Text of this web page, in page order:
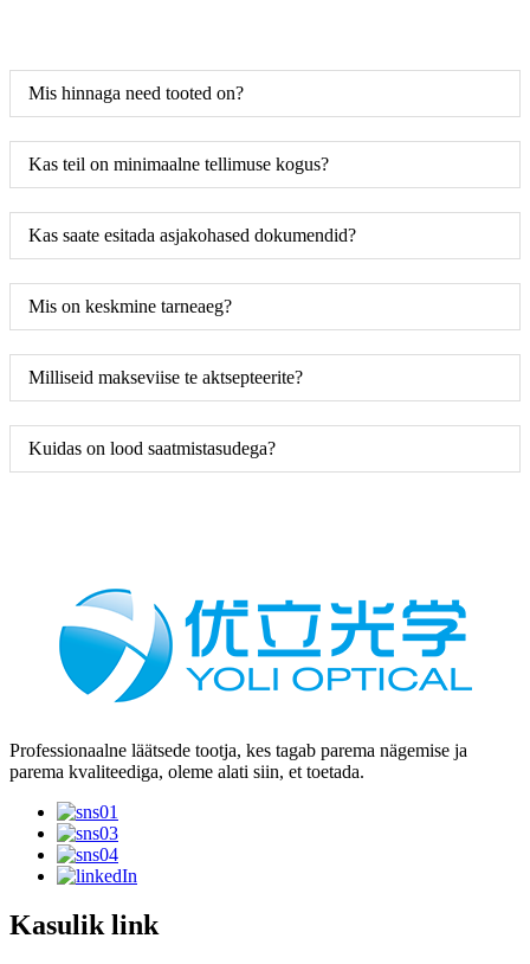
Mis hinnaga need tooted on?
Kas teil on minimaalne tellimuse kogus?
Kas saate esitada asjakohased dokumendid?
Mis on keskmine tarneaeg?
Milliseid makseviise te aktsepteerite?
Kuidas on lood saatmistasudega?
Professionaalne läätsede tootja, kes tagab parema nägemise ja
parema kvaliteediga, oleme alati siin, et toetada.
Kasulik link